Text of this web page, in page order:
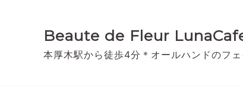
Beaute de Fleur
本厚木駅から徒歩4分＊オールハンドのフ